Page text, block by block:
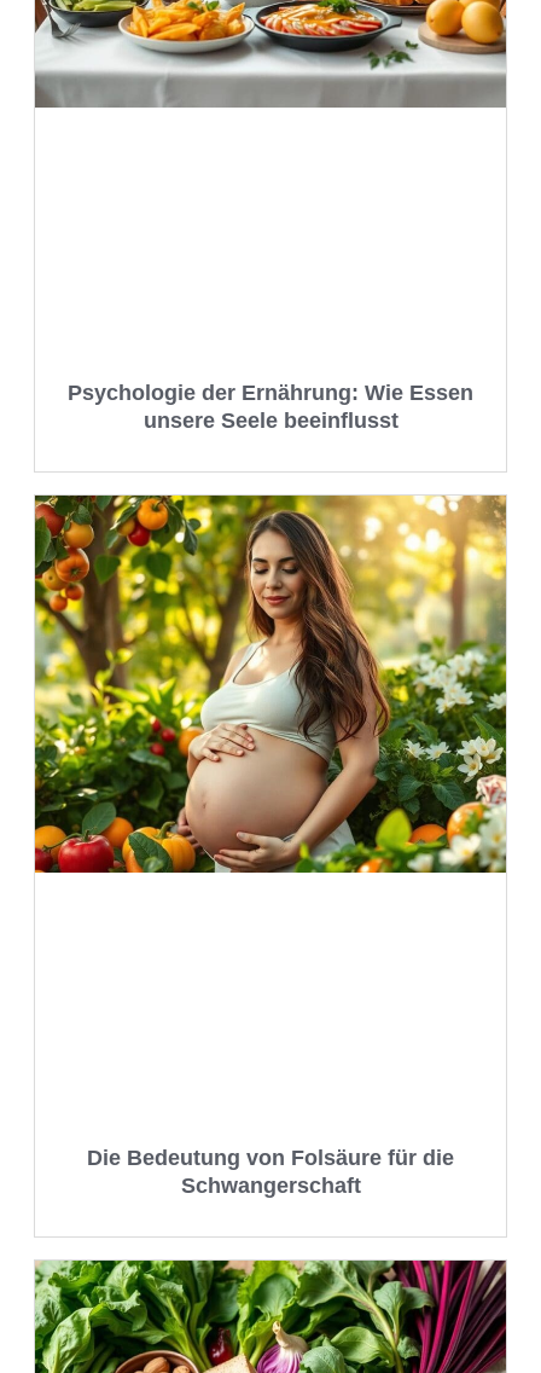
Psychologie der Ernährung: Wie Essen
unsere Seele beeinflusst
Die Bedeutung von Folsäure für die
Schwangerschaft